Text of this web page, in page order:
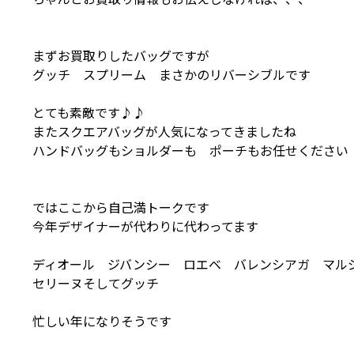
まずお買取りしたバッグですが
グッチ スプリーム まさかのリバーシブルです
とても素敵です♪♪
またスクエアバッグが人気になってきましたね
ハンドバッグもショルダーも ポーチもお任せください
ではここから自己満トークです
今年デザイナーが代わりに代わってます
ディオール ジバンシー ロエベ バレンシアガ マル
セリーヌそしてグッチ
忙しい年になりそうです